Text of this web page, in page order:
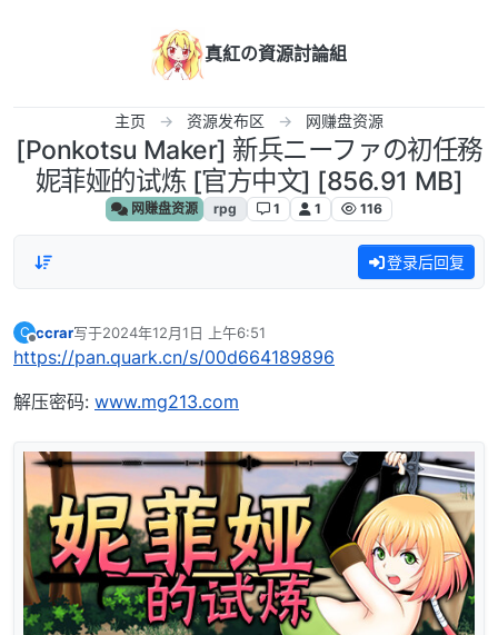
真紅の資源討論組
主页 资源发布区 网赚盘资源
[Ponkotsu Maker] 新兵ニーファの初任務
妮菲娅的试炼 [官方中文] [856.91 MB]
网赚盘资源 rpg 1 1 116
登录后回复
C
离线
ccrar写于2024年12月1日 上午6:51
最后由 编辑
https://pan.quark.cn/s/00d664189896
解压密码: www.mg213.com